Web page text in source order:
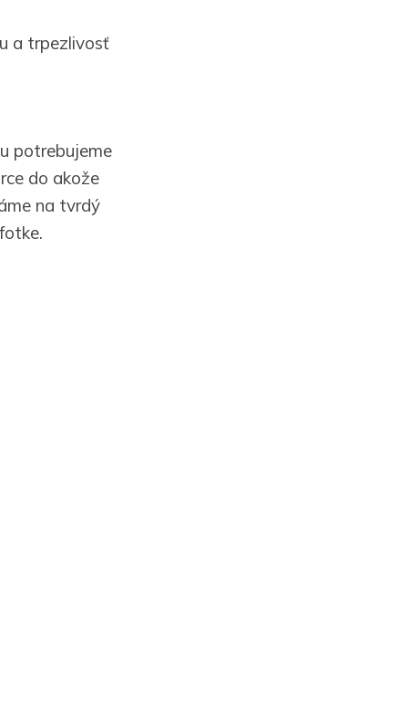
a trpezlivosť
potrebujeme
do akože
na tvrdý